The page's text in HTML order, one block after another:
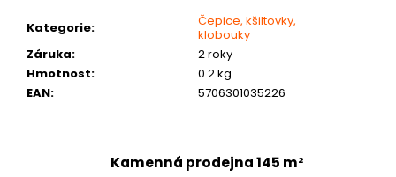
Kategorie:
Čepice, kšiltovky,
klobouky
Záruka:
2 roky
Hmotnost:
0.2 kg
EAN: 5706301035226
Kamenná prodejna 145 m²
u
u